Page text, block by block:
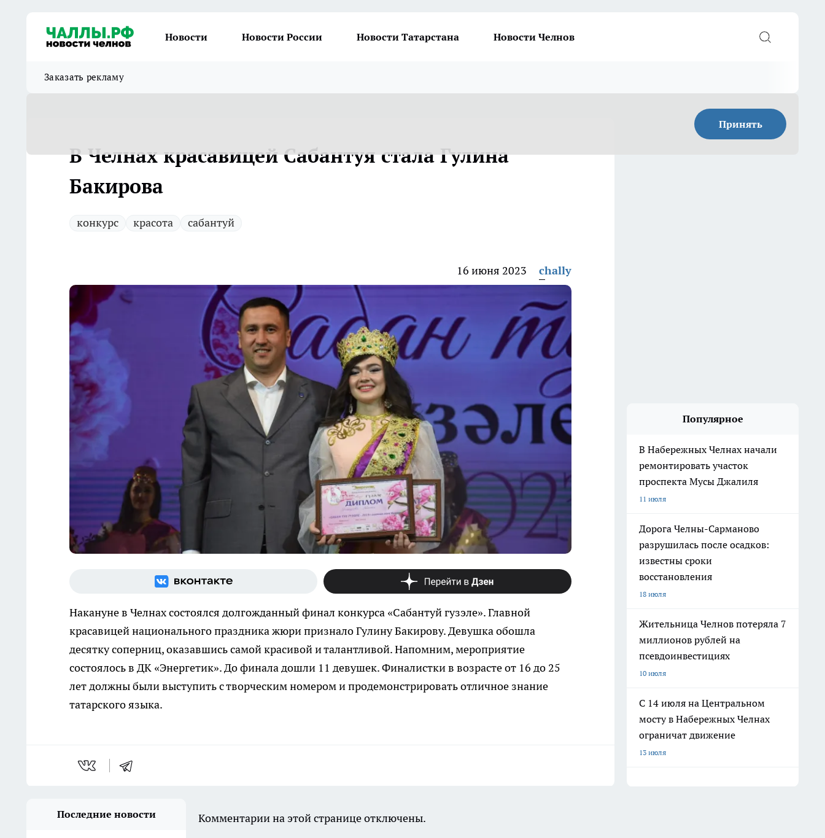
Новости Новости России Новости Татарстана Новости Челнов
Заказать рекламу
Принять
В Челнах красавицей Сабантуя стала Гулина
Бакирова
конкурс красота сабантуй
16 июня 2023 chally
Накануне в Челнах состоялся долгожданный финал конкурса «Сабантуй гузэле». Главной
красавицей национального праздника жюри признало Гулину Бакирову. Девушка обошла
десятку соперниц, оказавшись самой красивой и талантливой. Напомним, мероприятие
состоялось в ДК «Энергетик». До финала дошли 11 девушек. Финалистки в возрасте от 16 до 25
лет должны были выступить с творческим номером и продемонстрировать отличное знание
татарского языка.
Популярное
В Набережных Челнах начали
ремонтировать участок
проспекта Мусы Джалиля
11 июля
Дорога Челны-Сарманово
разрушилась после осадков:
известны сроки
восстановления
18 июля
Жительница Челнов потеряла 7
миллионов рублей на
псевдоинвестициях
10 июля
С 14 июля на Центральном
мосту в Набережных Челнах
ограничат движение
13 июля
Последние новости Комментарии на этой странице отключены.